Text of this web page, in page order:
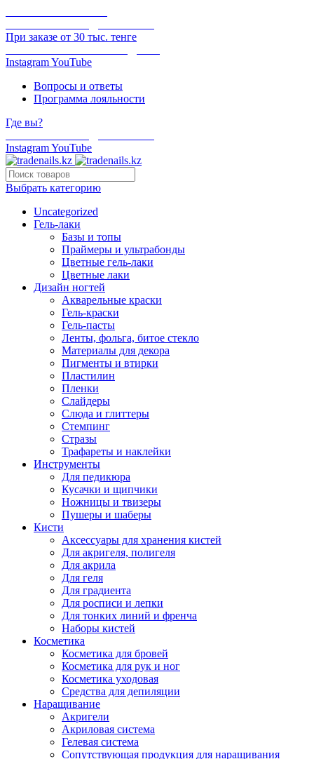
При заказе от 30 тыс. тенге
InstagramYouTube
Вопросы и ответы
Программа лояльности
Где вы?
InstagramYouTube
Выбрать категорию
Uncategorized
Гель-лаки
Базы и топы
Праймеры и ультрабонды
Цветные гель-лаки
Цветные лаки
Дизайн ногтей
Акварельные краски
Гель-краски
Гель-пасты
Ленты, фольга, битое стекло
Материалы для декора
Пигменты и втирки
Пластилин
Пленки
Слайдеры
Слюда и глиттеры
Стемпинг
Стразы
Трафареты и наклейки
Инструменты
Для педикюра
Кусачки и щипчики
Ножницы и твизеры
Пушеры и шаберы
Кисти
Аксессуары для хранения кистей
Для акригеля, полигеля
Для акрила
Для геля
Для градиента
Для росписи и лепки
Для тонких линий и френча
Наборы кистей
Косметика
Косметика для бровей
Косметика для рук и ног
Косметика уходовая
Средства для депиляции
Наращивание
Акригели
Акриловая система
Гелевая система
Сопутствующая продукция для наращивания